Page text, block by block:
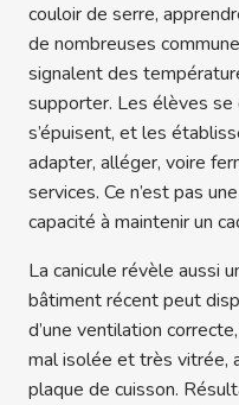
couloir de serre,
de nombreuses
signalent des
supporter. Les élèves
s’épuisent, et les
adapter, alléger, voire
services. Ce n’est pas
capacité à maintenir un
La canicule révèle aussi
bâtiment récent peut
d’une ventilation
mal isolée et très vitrée,
plaque de cuisson.